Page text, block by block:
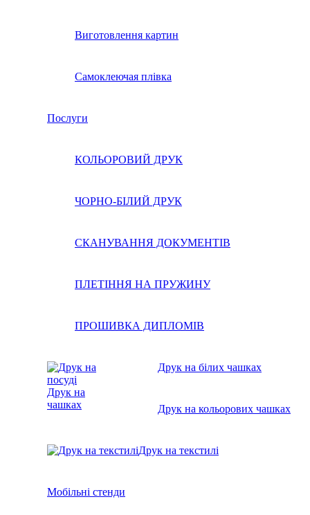
Виготовлення картин
Самоклеючая плівка
Послуги
КОЛЬОРОВИЙ ДРУК
ЧОРНО-БІЛИЙ ДРУК
СКАНУВАННЯ ДОКУМЕНТІВ
ПЛЕТІННЯ НА ПРУЖИНУ
ПРОШИВКА ДИПЛОМІВ
Друк на
чашках
Друк на білих чашках
Друк на кольорових чашках
Друк на текстилі
Мобільні стенди